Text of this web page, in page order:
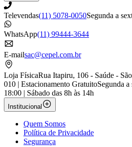
Televendas(11) 5078-0050Segunda a
WhatsApp(11) 99444-3644
E-mailsac@cepel.com.br
Loja FísicaRua Itapiru, 106 - Saúde -
010 | Estacionamento GratuitoSegunda
18:00 | Sábado das 8h às 14h
Institucional
Quem Somos
Política de Privacidade
Segurança